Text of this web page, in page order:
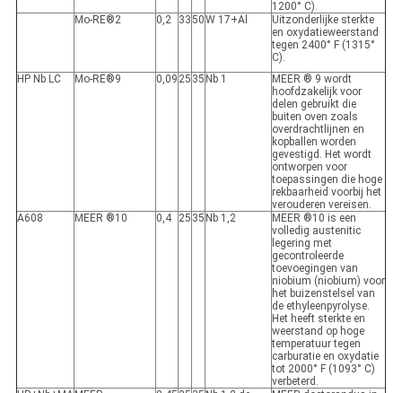
1200° C).
Mo-RE®2
0,2 3350W 17+Al
Uitzonderlijke sterkte
en oxydatieweerstand
tegen 2400° F (1315°
C).
HP Nb LC
Mo-RE®9 0,09 25 35 Nb 1
MEER ® 9 wordt
hoofdzakelijk voor
delen gebruikt die
buiten oven zoals
overdrachtlijnen en
kopballen worden
gevestigd. Het wordt
ontworpen voor
toepassingen die hoge
rekbaarheid voorbij het
verouderen vereisen.
A608
MEER ®10 0,4 25 35 Nb 1,2
MEER ®10 is een
volledig austenitic
legering met
gecontroleerde
toevoegingen van
niobium (niobium) voor
het buizenstelsel van
de ethyleenpyrolyse.
Het heeft sterkte en
weerstand op hoge
temperatuur tegen
carburatie en oxydatie
tot 2000° F (1093° C)
verbeterd.